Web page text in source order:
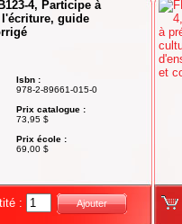
4, Participe à
l'écriture, guide
Isbn :
978-2-89661-015-0
Prix catalogue :
73,95 $
Prix école :
69,00 $
: Ajouter